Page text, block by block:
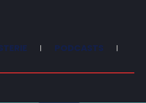
PODCASTS